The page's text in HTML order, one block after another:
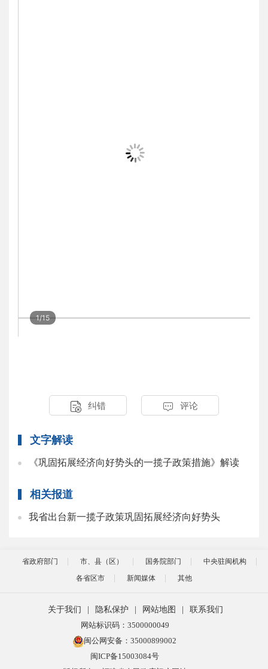
 纠错  评论
文字解读
《巩固拓展经济向好势头的一揽子政策措施》解读
相关报道
我省出台新一揽子政策巩固拓展经济向好势头
省政府部门 市、县（区） 国务院部门
中央驻闽机构
各省区市
新闻媒体 其他
关于我们 隐私保护 网站地图
联系我们
网站标识码：3500000049
闽公网安备：35000899002
闽ICP备15003084号